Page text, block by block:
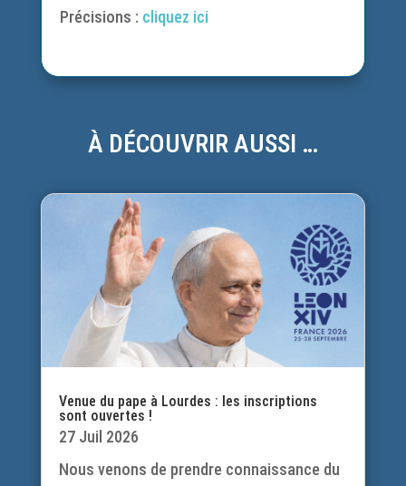
Précisions : cliquez ici
À DÉCOUVRIR AUSSI …
Venue du pape à Lourdes : les inscriptions
sont ouvertes !
27 Juil 2026
Nous venons de prendre connaissance du